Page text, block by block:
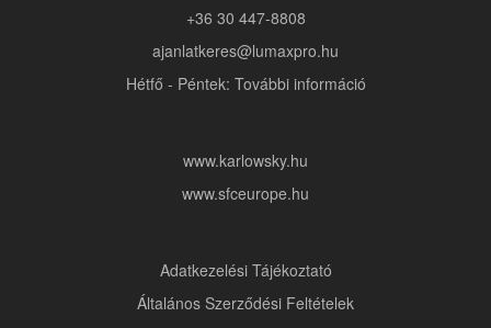
+36 30 447-8808
ajanlatkeres@lumaxpro.hu
Hétfő - Péntek: További információ
www.karlowsky.hu
www.sfceurope.hu
Adatkezelési Tájékoztató
Általános Szerződési Feltételek